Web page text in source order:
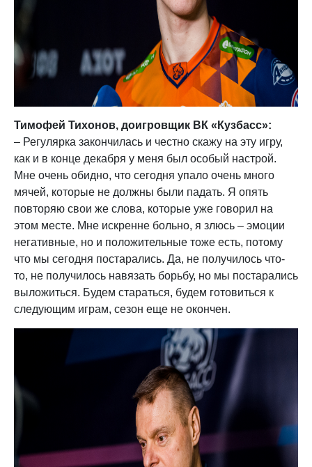
Тимофей Тихонов, доигровщик ВК «Кузбасс»:
– Регулярка закончилась и честно скажу на эту игру,
как и в конце декабря у меня был особый настрой.
Мне очень обидно, что сегодня упало очень много
мячей, которые не должны были падать. Я опять
повторяю свои же слова, которые уже говорил на
этом месте. Мне искренне больно, я злюсь – эмоции
негативные, но и положительные тоже есть, потому
что мы сегодня постарались. Да, не получилось что-
то, не получилось навязать борьбу, но мы постарались
выложиться. Будем стараться, будем готовиться к
следующим играм, сезон еще не окончен.